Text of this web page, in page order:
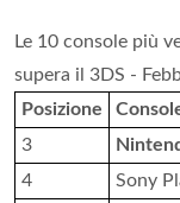
Le 10 console più
supera il 3DS -
Posizione
3
4
Sony